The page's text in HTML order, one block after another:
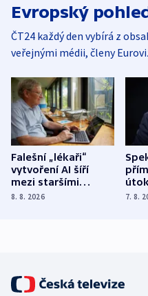
Evropský
ČT24 každý den vybírá z
veřejnými médii, členy
Falešní „lékaři“
vytvoření AI šíří
mezi staršími
Poláky nebezpečné
8. 8. 2026
míní
7. 8.